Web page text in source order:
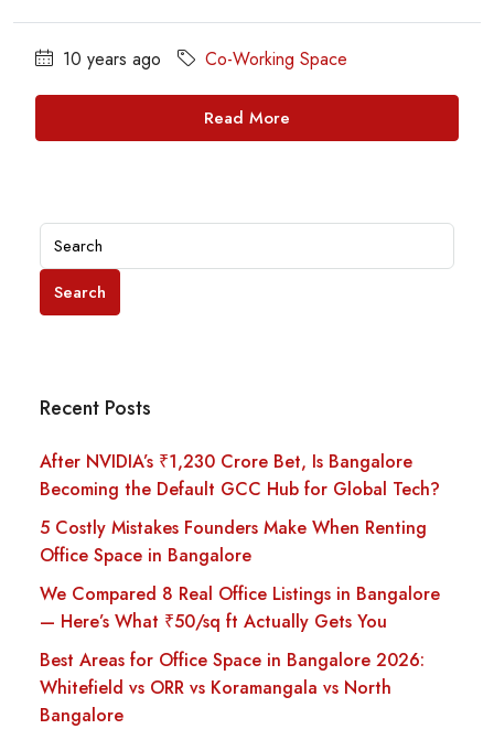
10 years ago Co-Working Space
Read More
Search
Recent Posts
After NVIDIA’s ₹1,230 Crore Bet, Is Bangalore
Becoming the Default GCC Hub for Global Tech?
5 Costly Mistakes Founders Make When Renting
Office Space in Bangalore
We Compared 8 Real Office Listings in Bangalore
— Here’s What ₹50/sq ft Actually Gets You
Best Areas for Office Space in Bangalore 2026:
Whitefield vs ORR vs Koramangala vs North
Bangalore